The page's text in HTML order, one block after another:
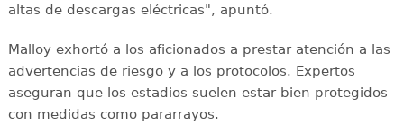
altas de descargas eléctricas", apuntó.
Malloy exhortó a los aficionados a prestar atención a las
advertencias de riesgo y a los protocolos. Expertos
aseguran que los estadios suelen estar bien protegidos
con medidas como pararrayos.